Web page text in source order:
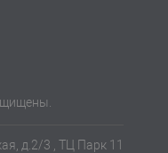
д.2/3 , ТЦ Парк 11